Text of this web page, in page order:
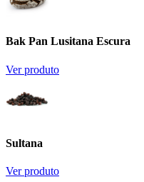
Bak Pan Lusitana Escura
Ver produto
Sultana
Ver produto